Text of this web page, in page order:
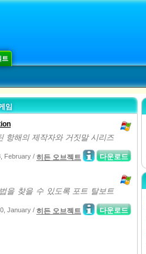
트
임
항해의 제작자와 거짓말 시리즈
다운로드
February / 히든 오브젝트
을 찾을 수 있도록 포트 탈보트
다운로드
January / 히든 오브젝트